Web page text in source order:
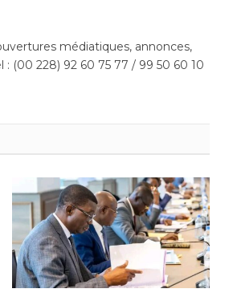
médiatiques, annonces,
(00 228) 92 60 75 77 / 99 50 60 10